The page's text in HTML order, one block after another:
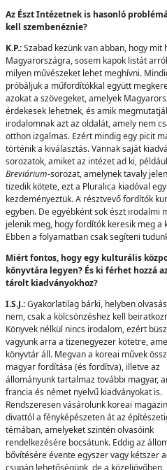
Az Észt Intézetnek is hasonló
kell szembenéznie?
K.P.:Szabad kezünk van abban, hogy mit
Magyarországra, sosem kapok listát
milyen művészeket lehet meghívni.
próbáljuk a műfordítókkal együtt
azokat a szövegeket, amelyek
érdekesek lehetnek, és amik
irodalomnak azt az oldalát, amely nem
otthon izgalmas. Ezért mindig egy picit
történik a kiválasztás. Vannak saját
sorozatok, amiket az intézet ad ki,
Breviárium-sorozat, amelynek tavaly
tizedik kötete, ezt a Pluralica kiadóval
kezdeményeztük. A résztvevő fordítók
egyben. De egyébként sok észt irodalmi
jelenik meg, hogy fordítók keresik meg a
Ebben a folyamatban csak segíteni
Miért fontos, hogy egy kulturális
könyvtára legyen? És ki férhet hozzá
tárolt kiadványokhoz?
I.S.J.:Gyakorlatilag bárki, helyben
nem, csak a kölcsönzéshez kell
Könyvek nélkül nincs irodalom, ezért
vagyunk arra a tizenegyezer kötetre,
könyvtár áll. Megvan a koreai művek
magyar fordítása (és fordítva), illetve az
állományunk tartalmaz további magyar,
francia és német nyelvű kiadványokat is.
Rendszeresen vásárolunk koreai
divattól a fényképészeten át az
témában, amelyeket szintén olvasóink
rendelkezésére bocsátunk. Eddig az
bővítésére évente egyszer vagy kétszer
csupán lehetőségünk, de a közeljövőben